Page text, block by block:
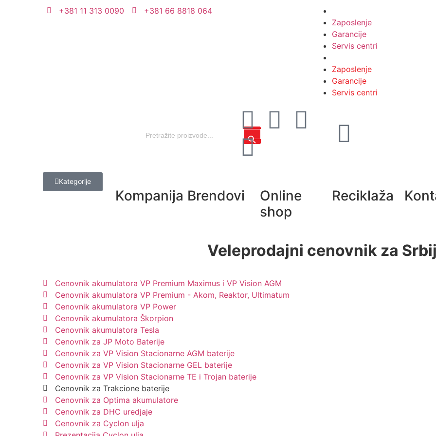
+381 11 313 0090 +381 66 8818 064
Zaposlenje
Garancije
Servis centri
Zaposlenje
Garancije
Servis centri
for:
Search Button
Kategorije
Kompanija Brendovi
Online
shop
Reciklaža
Veleprodajni cenovnik za
Cenovnik akumulatora VP Premium Maximus i VP Vision AGM
Cenovnik akumulatora VP Premium - Akom, Reaktor, Ultimatum
Cenovnik akumulatora VP Power
Cenovnik akumulatora Škorpion
Cenovnik akumulatora Tesla
Cenovnik za JP Moto Baterije
Cenovnik za VP Vision Stacionarne AGM baterije
Cenovnik za VP Vision Stacionarne GEL baterije
Cenovnik za VP Vision Stacionarne TE i Trojan baterije
Cenovnik za Trakcione baterije
Cenovnik za Optima akumulatore
Cenovnik za DHC uredjaje
Cenovnik za Cyclon ulja